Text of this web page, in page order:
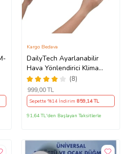
DailyTech Ayarlanabilir
Hava Yönlendirici Klima
Aparatı
(8)
Kargo Bedava
999,00 TL
Sepette %14 İndirim 859,14 TL
91,64 TL'den Başlayan Taksitlerle